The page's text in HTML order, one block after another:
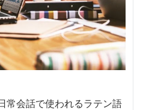
常会話で使われるラテン語